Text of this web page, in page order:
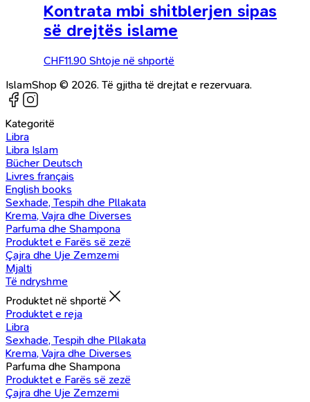
Kontrata mbi shitblerjen sipas
së drejtës islame
CHF11.90 Shtoje në shportë
IslamShop © 2026. Të gjitha të drejtat e rezervuara.
Kategoritë
Libra
Libra Islam
Bücher Deutsch
Livres français
English books
Sexhade, Tespih dhe Pllakata
Krema, Vajra dhe Diverses
Parfuma dhe Shampona
Produktet e Farës së zezë
Çajra dhe Uje Zemzemi
Mjalti
Të ndryshme
Produktet në shportë
Produktet e reja
Libra
Sexhade, Tespih dhe Pllakata
Krema, Vajra dhe Diverses
Parfuma dhe Shampona
Produktet e Farës së zezë
Çajra dhe Uje Zemzemi